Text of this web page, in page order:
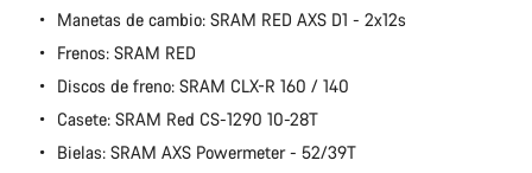
Manetas de cambio: SRAM RED AXS D1 - 2x12s
Frenos: SRAM RED
Discos de freno: SRAM CLX-R 160 / 140
Casete: SRAM Red CS-1290 10-28T
Bielas: SRAM AXS Powermeter - 52/39T